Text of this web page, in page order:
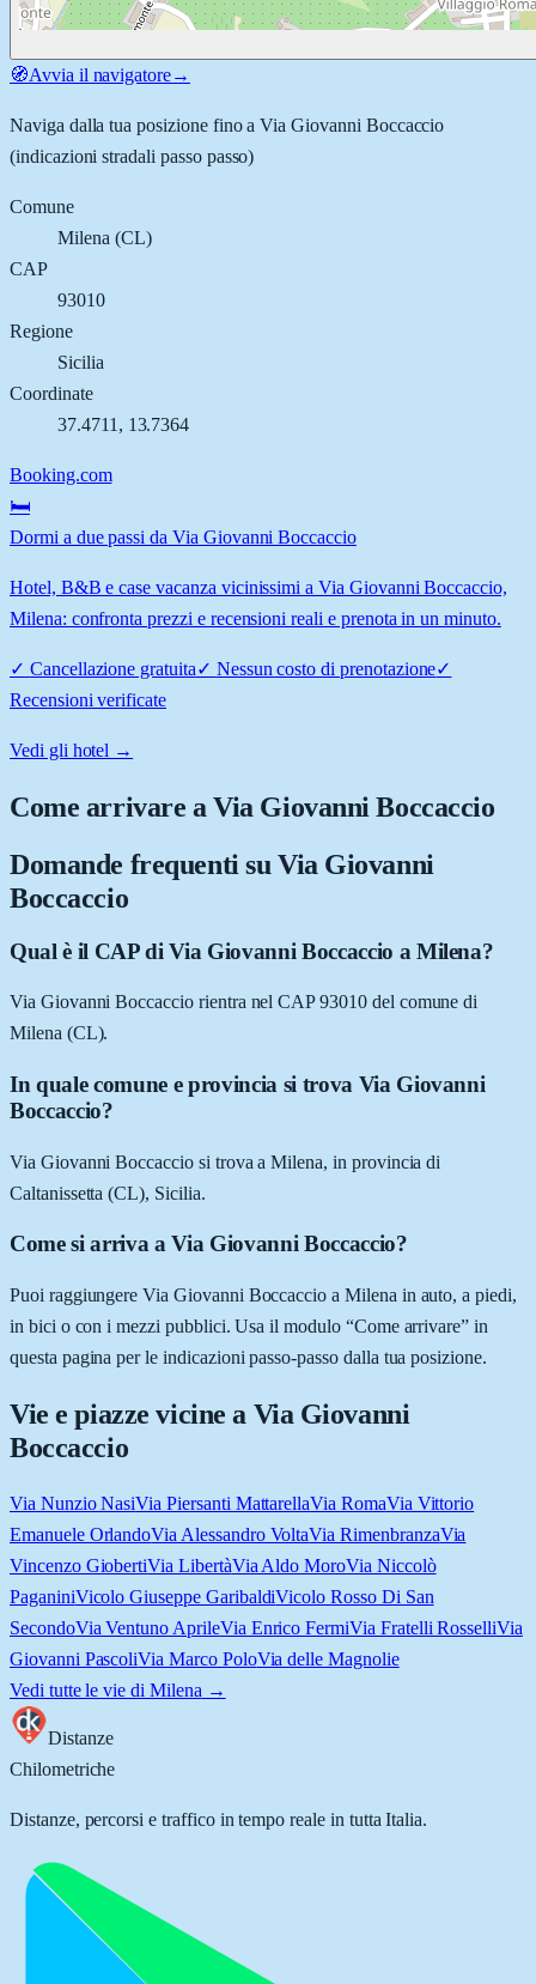
🧭Avvia il navigatore→
Naviga dalla tua posizione fino aVia Giovanni Boccaccio
(indicazioni stradali passo passo)
Comune
Milena (CL)
CAP
93010
Regione
Sicilia
Coordinate
37.4711 , 13.7364
Booking.com
🛏️
Dormi a due passi da Via Giovanni Boccaccio
Hotel, B&B e case vacanza vicinissimi a Via Giovanni Boccaccio,
Milena: confronta prezzi e recensioni reali e prenota in un minuto.
✓ Cancellazione gratuita✓ Nessun costo di prenotazione✓
Recensioni verificate
Vedi gli hotel →
Come arrivare aVia Giovanni Boccaccio
Domande frequenti su Via Giovanni
Boccaccio
Qual è il CAP di Via Giovanni Boccaccio a Milena?
Via Giovanni Boccaccio rientra nel CAP 93010 del comune di
Milena (CL).
In quale comune e provincia si trova Via Giovanni
Boccaccio?
Via Giovanni Boccaccio si trova a Milena, in provincia di
Caltanissetta (CL), Sicilia.
Come si arriva a Via Giovanni Boccaccio?
Puoi raggiungere Via Giovanni Boccaccio a Milena in auto, a piedi,
in bici o con i mezzi pubblici. Usa il modulo “Come arrivare” in
questa pagina per le indicazioni passo-passo dalla tua posizione.
Vie e piazze vicine a Via Giovanni
Boccaccio
Via Nunzio NasiVia Piersanti MattarellaVia RomaVia Vittorio
Emanuele OrlandoVia Alessandro VoltaVia RimenbranzaVia
Vincenzo GiobertiVia LibertàVia Aldo MoroVia Niccolò
PaganiniVicolo Giuseppe GaribaldiVicolo Rosso Di San
SecondoVia Ventuno AprileVia Enrico FermiVia Fratelli RosselliVia
Giovanni PascoliVia Marco PoloVia delle Magnolie
Vedi tutte le vie di Milena →
Distanze
Chilometriche
Distanze, percorsi e traffico in tempo reale in tutta Italia.